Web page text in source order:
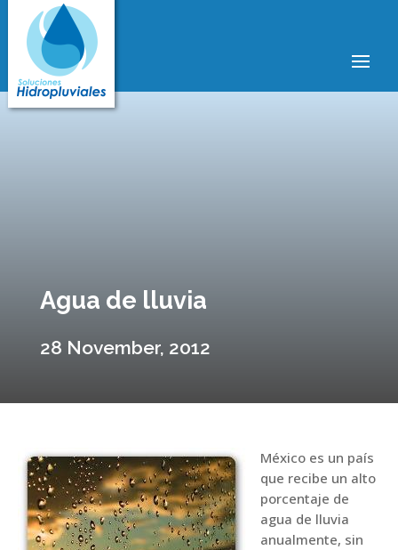
Agua de lluvia
28 November, 2012
México es un país
que recibe un alto
porcentaje de
agua de lluvia
anualmente, sin